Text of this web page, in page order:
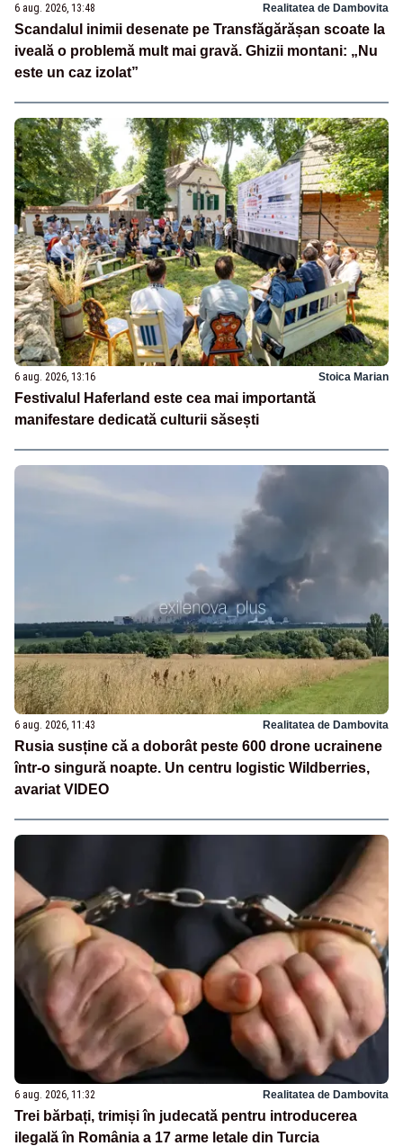
6 aug. 2026, 13:48 Realitatea de Dambovita
Scandalul inimii desenate pe Transfăgărășan scoate la
iveală o problemă mult mai gravă. Ghizii montani: „Nu
este un caz izolat”
6 aug. 2026, 13:16 Stoica Marian
Festivalul Haferland este cea mai importantă
manifestare dedicată culturii săsești
6 aug. 2026, 11:43 Realitatea de Dambovita
Rusia susține că a doborât peste 600 drone ucrainene
într-o singură noapte. Un centru logistic Wildberries,
avariat VIDEO
6 aug. 2026, 11:32 Realitatea de Dambovita
Trei bărbați, trimiși în judecată pentru introducerea
ilegală în România a 17 arme letale din Turcia